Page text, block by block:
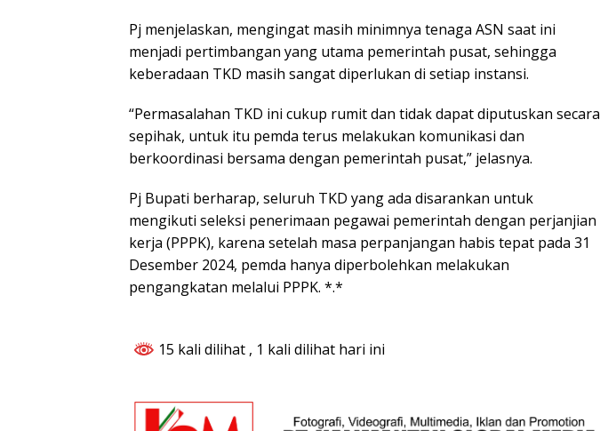
Pj menjelaskan, mengingat masih minimnya tenaga ASN saat ini
menjadi pertimbangan yang utama pemerintah pusat, sehingga
keberadaan TKD masih sangat diperlukan di setiap instansi.
“Permasalahan TKD ini cukup rumit dan tidak dapat diputuskan secara
sepihak, untuk itu pemda terus melakukan komunikasi dan
berkoordinasi bersama dengan pemerintah pusat,” jelasnya.
Pj Bupati berharap, seluruh TKD yang ada disarankan untuk
mengikuti seleksi penerimaan pegawai pemerintah dengan perjanjian
kerja (PPPK), karena setelah masa perpanjangan habis tepat pada 31
Desember 2024, pemda hanya diperbolehkan melakukan
pengangkatan melalui PPPK. *.*
15 kali dilihat , 1 kali dilihat hari ini